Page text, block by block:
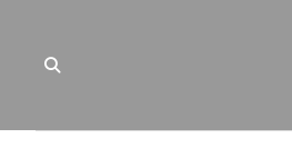
content